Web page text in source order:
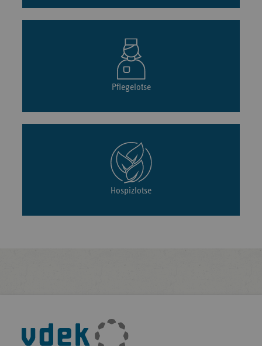
Pflegelotse
Hospizlotse
Fußleisten-
Navigation